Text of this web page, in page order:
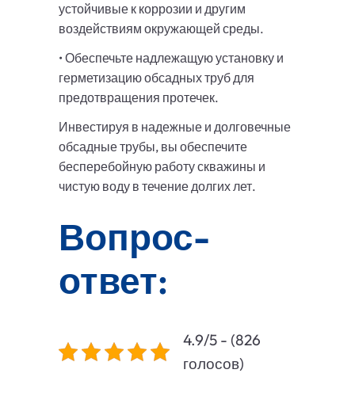
устойчивые к коррозии и другим
воздействиям окружающей среды.
• Обеспечьте надлежащую установку и
герметизацию обсадных труб для
предотвращения протечек.
Инвестируя в надежные и долговечные
обсадные трубы, вы обеспечите
бесперебойную работу скважины и
чистую воду в течение долгих лет.
Вопрос-
ответ:
4.9/5 - (826
голосов)